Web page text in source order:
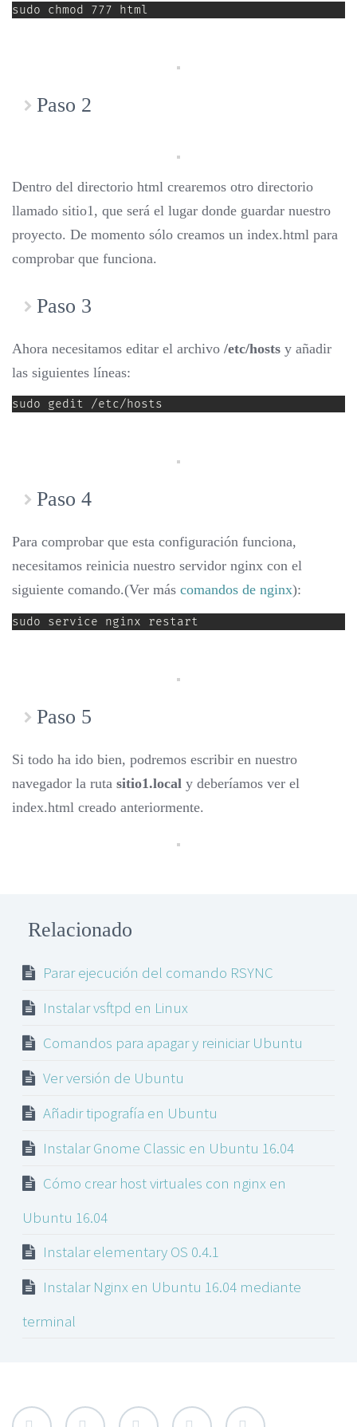
sudo chmod 777 html
Paso 2
Dentro del directorio html crearemos otro directorio
llamado sitio1, que será el lugar donde guardar nuestro
proyecto. De momento sólo creamos un index.html para
comprobar que funciona.
Paso 3
Ahora necesitamos editar el archivo /etc/hosts y añadir
las siguientes líneas:
sudo gedit /etc/hosts
Paso 4
Para comprobar que esta configuración funciona,
necesitamos reinicia nuestro servidor nginx con el
siguiente comando.(Ver más comandos de nginx):
sudo service nginx restart
Paso 5
Si todo ha ido bien, podremos escribir en nuestro
navegador la ruta sitio1.local y deberíamos ver el
index.html creado anteriormente.
Relacionado
Parar ejecución del comando RSYNC
Instalar vsftpd en Linux
Comandos para apagar y reiniciar Ubuntu
Ver versión de Ubuntu
Añadir tipografía en Ubuntu
Instalar Gnome Classic en Ubuntu 16.04
Cómo crear host virtuales con nginx en
Ubuntu 16.04
Instalar elementary OS 0.4.1
Instalar Nginx en Ubuntu 16.04 mediante
terminal